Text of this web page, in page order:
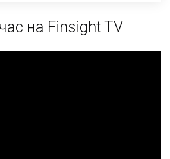
на Finsight TV